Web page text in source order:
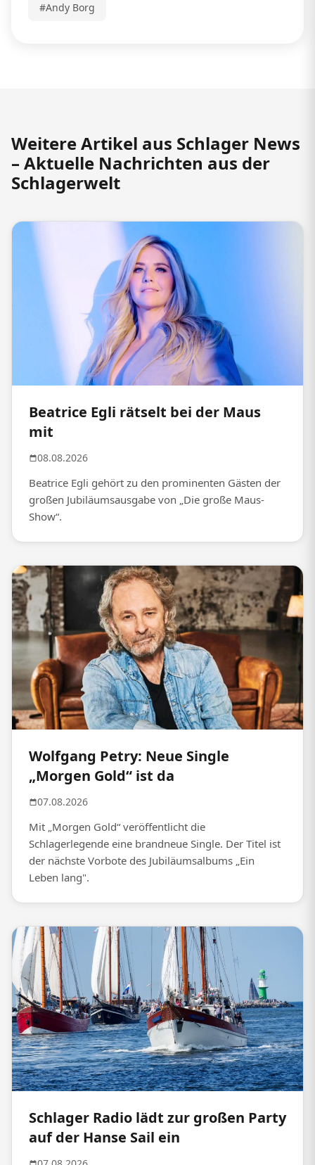
#Andy Borg
Weitere Artikel aus Schlager News
– Aktuelle Nachrichten aus der
Schlagerwelt
Beatrice Egli rätselt bei der Maus
mit
08.08.2026
Beatrice Egli gehört zu den prominenten Gästen der
großen Jubiläumsausgabe von „Die große Maus-
Show“.
Wolfgang Petry: Neue Single
„Morgen Gold“ ist da
07.08.2026
Mit „Morgen Gold“ veröffentlicht die
Schlagerlegende eine brandneue Single. Der Titel ist
der nächste Vorbote des Jubiläumsalbums „Ein
Leben lang".
Schlager Radio lädt zur großen Party
auf der Hanse Sail ein